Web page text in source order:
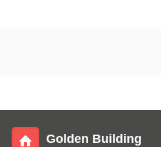
Golden Building